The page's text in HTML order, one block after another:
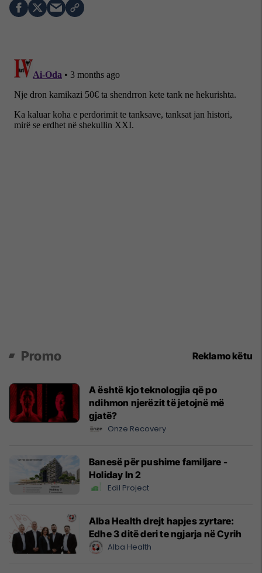
Promo Reklamo këtu
A është kjo teknologjia që po
ndihmon njerëzit të jetojnë më
gjatë?
Onze Recovery
Banesë për pushime familjare -
Holiday In 2
Edil Project
Alba Health drejt hapjes zyrtare:
Edhe 3 ditë deri te ngjarja në Cyrih
Alba Health